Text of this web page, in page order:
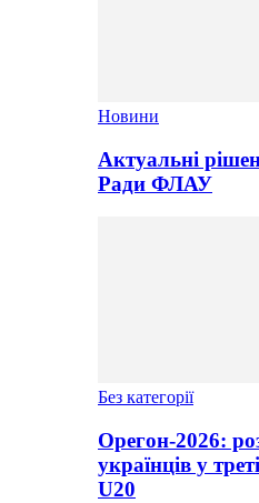
Новини
Актуальні
Ради ФЛАУ
Без категорії
Орегон-2026:
українців у
U20